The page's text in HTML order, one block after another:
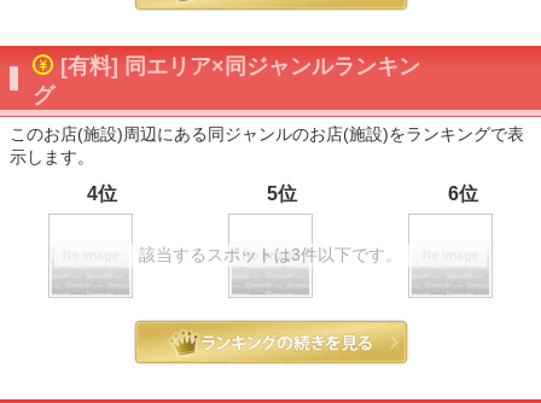
[有料] 同エリア×同ジャンルランキン
グ
このお店(施設)周辺にある同ジャンルのお店(施設)をランキングで表
示します。
4位 5位 6位
該当するスポットは3件以下です。